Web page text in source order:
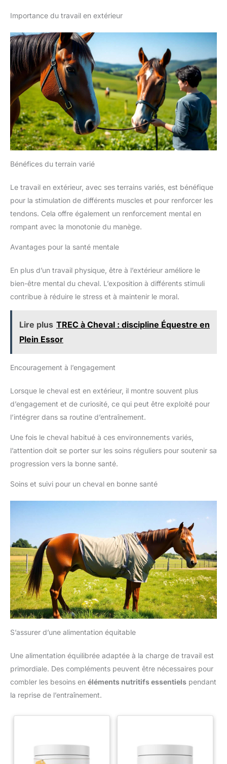
Importance du travail en extérieur
Bénéfices du terrain varié
Le travail en extérieur, avec ses terrains variés, est bénéfique
pour la stimulation de différents muscles et pour renforcer les
tendons. Cela offre également un renforcement mental en
rompant avec la monotonie du manège.
Avantages pour la santé mentale
En plus d’un travail physique, être à l’extérieur améliore le
bien-être mental du cheval. L’exposition à différents stimuli
contribue à réduire le stress et à maintenir le moral.
Lire plus TREC à Cheval : discipline Équestre en
Plein Essor
Encouragement à l’engagement
Lorsque le cheval est en extérieur, il montre souvent plus
d’engagement et de curiosité, ce qui peut être exploité pour
l’intégrer dans sa routine d’entraînement.
Une fois le cheval habitué à ces environnements variés,
l’attention doit se porter sur les soins réguliers pour soutenir sa
progression vers la bonne santé.
Soins et suivi pour un cheval en bonne santé
S’assurer d’une alimentation équitable
Une alimentation équilibrée adaptée à la charge de travail est
primordiale. Des compléments peuvent être nécessaires pour
combler les besoins en éléments nutritifs essentiels pendant
la reprise de l’entraînement.